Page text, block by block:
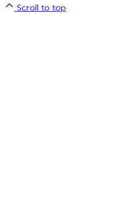
Scroll to top